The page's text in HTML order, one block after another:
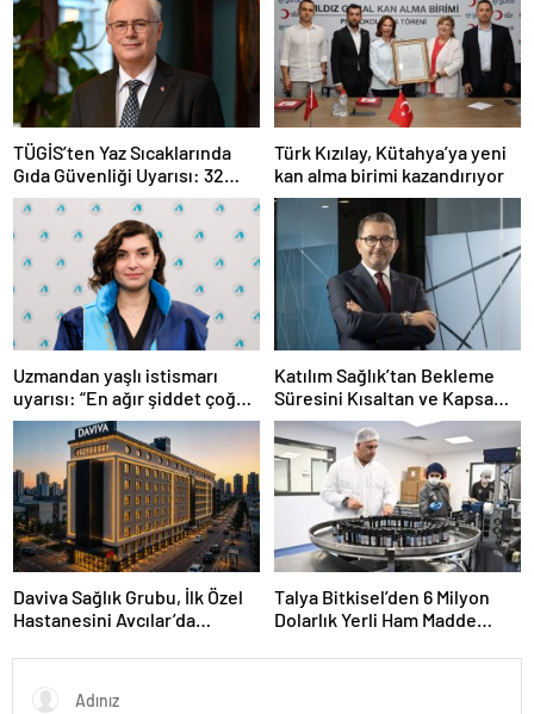
TÜGİS’ten Yaz Sıcaklarında
Gıda Güvenliği Uyarısı: 32
Derecenin Üzerinde Kritik
Süre Bir Saat
Türk Kızılay, Kütahya’ya yeni
kan alma birimi kazandırıyor
Uzmandan yaşlı istismarı
uyarısı: “En ağır şiddet çoğu
zaman sessizlik içinde
yaşanıyor”
Katılım Sağlık’tan Bekleme
Süresini Kısaltan ve Kapsamı
Genişleten Yeni Uygulamalar
Daviva Sağlık Grubu, İlk Özel
Hastanesini Avcılar’da
Talya Bitkisel’den 6 Milyon
Dolarlık Yerli Ham Madde